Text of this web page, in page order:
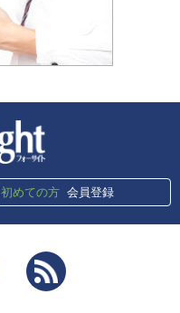
初めての方 会員登録
Twitter